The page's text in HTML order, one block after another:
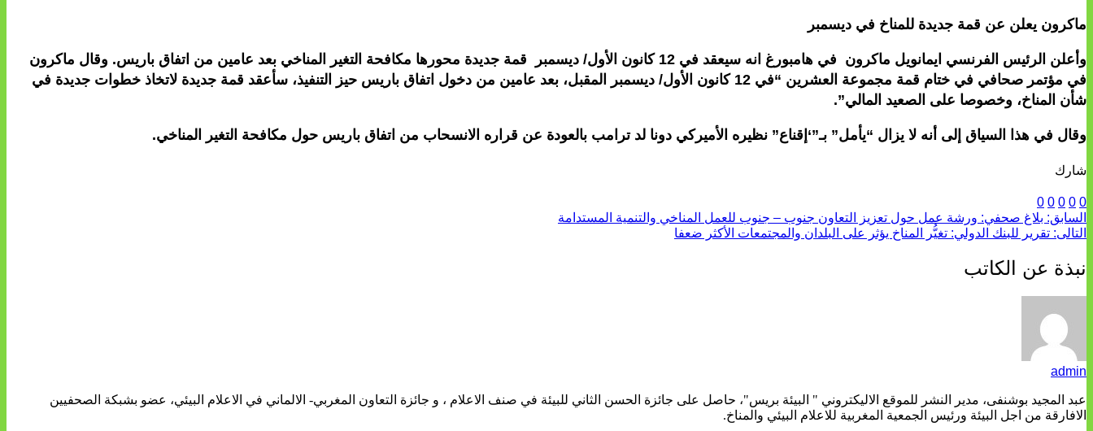
ماكرون يعلن عن قمة جديدة للمناخ في ديسمبر
وأعلن الرئيس الفرنسي ايمانويل ماكرون في هامبورغ انه سيعقد في 12 كانون الأول/ ديسمبر قمة جديدة محورها مكافحة التغير المناخي بعد عامين من اتفاق باريس. وقال ماكرون
في مؤتمر صحافي في ختام قمة مجموعة العشرين “في 12 كانون الأول/ ديسمبر المقبل، بعد عامين من دخول اتفاق باريس حيز التنفيذ، سأعقد قمة جديدة لاتخاذ خطوات جديدة في
شأن المناخ، وخصوصا على الصعيد المالي”.
وقال في هذا السياق إلى أنه لا يزال “يأمل” بـ”‘إقناع” نظيره الأميركي دونا لد ترامب بالعودة عن قراره الانسحاب من اتفاق باريس حول مكافحة التغير المناخي.
شارك
0
0
0
0
0
السابق: بلاغ صحفي: ورشة عمل حول تعزيز التعاون جنوب – جنوب للعمل المناخي والتنمية المستدامة
التالى: تقرير للبنك الدولي: تغيُّر المناخ يؤثر على البلدان والمجتمعات الأكثر ضعفا
نبذة عن الكاتب
admin
عبد المجيد بوشنفى، مدير النشر للموقع الاليكتروني " البيئة بريس"، حاصل على جائزة الحسن الثاني للبيئة في صنف الاعلام ، و جائزة التعاون المغربي- الالماني في الاعلام البيئي، عضو بشبكة الصحفيين
الافارقة من اجل البيئة ورئيس الجمعية المغربية للاعلام البيئي والمناخ.